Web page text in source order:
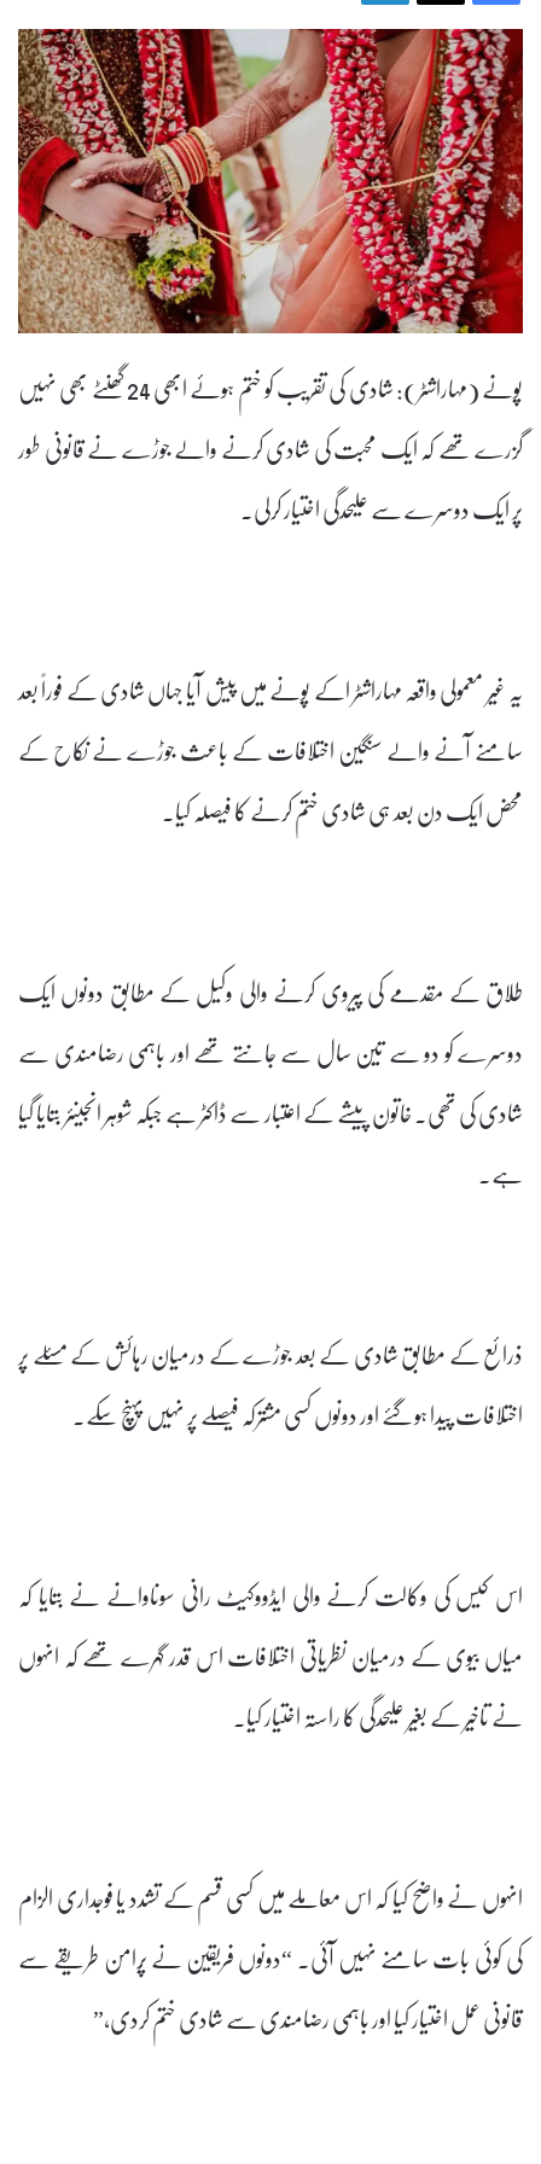
پونے (مہاراشٹر): شادی کی تقریب کو ختم ہوئے ابھی 24 گھنٹے بھی نہیں
گزرے تھے کہ ایک محبت کی شادی کرنے والے جوڑے نے قانونی طور
پر ایک دوسرے سے علیحدگی اختیار کرلی۔
یہ غیر معمولی واقعہ مہاراشٹر اکے پونے میں پیش آیا جہاں شادی کے فوراً بعد
سامنے آنے والے سنگین اختلافات کے باعث جوڑے نے نکاح کے
محض ایک دن بعد ہی شادی ختم کرنے کا فیصلہ کیا۔
طلاق کے مقدمے کی پیروی کرنے والی وکیل کے مطابق دونوں ایک
دوسرے کو دو سے تین سال سے جانتے تھے اور باہمی رضامندی سے
شادی کی تھی۔ خاتون پیشے کے اعتبار سے ڈاکٹر ہے جبکہ شوہر انجینئر بتایا گیا
ہے۔
ذرائع کے مطابق شادی کے بعد جوڑے کے درمیان رہائش کے مسئلے پر
اختلافات پیدا ہوگئے اور دونوں کسی مشترکہ فیصلے پر نہیں پہنچ سکے۔
اس کیس کی وکالت کرنے والی ایڈووکیٹ رانی سوناوانے نے بتایا کہ
میاں بیوی کے درمیان نظریاتی اختلافات اس قدر گہرے تھے کہ انہوں
نے تاخیر کے بغیر علیحدگی کا راستہ اختیار کیا۔
انہوں نے واضح کیا کہ اس معاملے میں کسی قسم کے تشدد یا فوجداری الزام
کی کوئی بات سامنے نہیں آئی۔ “دونوں فریقین نے پُرامن طریقے سے
قانونی عمل اختیار کیا اور باہمی رضامندی سے شادی ختم کردی،”